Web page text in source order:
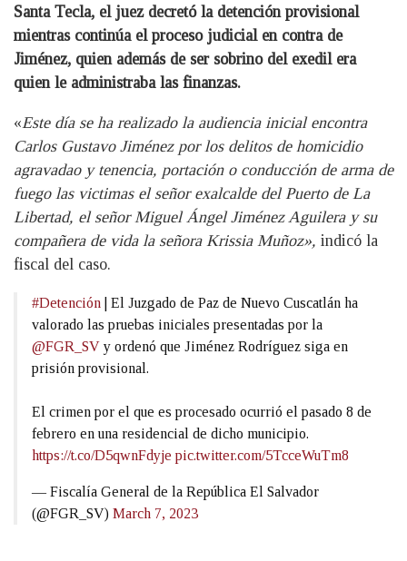
Santa Tecla, el juez decretó la detención provisional
mientras continúa el proceso judicial en contra de
Jiménez, quien además de ser sobrino del exedil era
quien le administraba las finanzas.
«Este día se ha realizado la audiencia inicial encontra
Carlos Gustavo Jiménez por los delitos de homicidio
agravadao y tenencia, portación o conducción de arma de
fuego las victimas el señor exalcalde del Puerto de La
Libertad, el señor Miguel Ángel Jiménez Aguilera y su
compañera de vida la señora Krissia Muñoz», indicó la
fiscal del caso.
#Detención | El Juzgado de Paz de Nuevo Cuscatlán ha
valorado las pruebas iniciales presentadas por la
@FGR_SV y ordenó que Jiménez Rodríguez siga en
prisión provisional.
El crimen por el que es procesado ocurrió el pasado 8 de
febrero en una residencial de dicho municipio.
https://t.co/D5qwnFdyje pic.twitter.com/5TcceWuTm8
— Fiscalía General de la República El Salvador
(@FGR_SV) March 7, 2023